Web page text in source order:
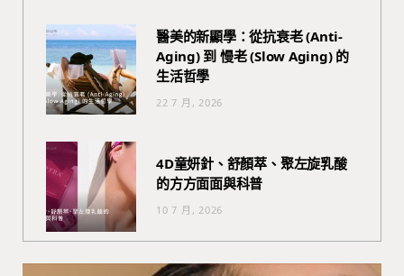
醫美的新顯學：從抗衰老 (Anti-
Aging) 到 慢老 (Slow Aging) 的
生活哲學
22 7 月, 2026
4D童妍針、舒顏萃、聚左旋乳酸
的方方面面與科普
10 7 月, 2026